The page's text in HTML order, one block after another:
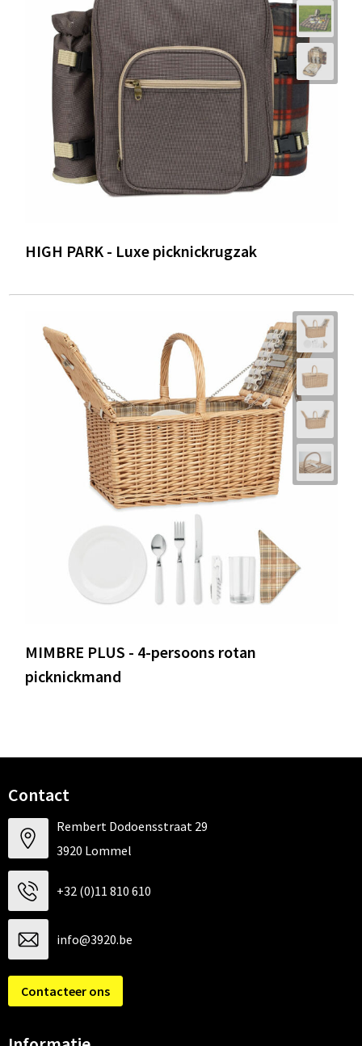
HIGH PARK - Luxe picknickrugzak
MIMBRE PLUS - 4-persoons rotan
picknickmand
Contact
Rembert Dodoensstraat 29
3920 Lommel
+32 (0)11 810 610
info@3920.be
Contacteer ons